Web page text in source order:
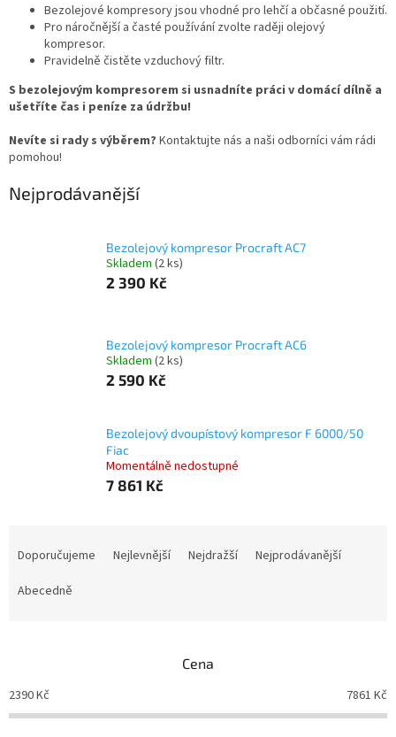
Bezolejové kompresory jsou vhodné pro lehčí a občasné použití.
Pro náročnější a časté používání zvolte raději olejový
kompresor.
Pravidelně čistěte vzduchový filtr.
S bezolejovým kompresorem si usnadníte práci v domácí dílně a
ušetříte čas i peníze za údržbu!
Nevíte si rady s výběrem? Kontaktujte nás a naši odborníci vám rádi
pomohou!
Nejprodávanější
Bezolejový kompresor Procraft AC7
Skladem (2 ks)
2 390 Kč
Bezolejový kompresor Procraft AC6
Skladem (2 ks)
2 590 Kč
Bezolejový dvoupístový kompresor F 6000/50
Fiac
Momentálně nedostupné
7 861 Kč
o
d
Doporučujeme Nejlevnější Nejdražší
Nejprodávanější
Abecedně
Cena
2390Kč 7861 Kč